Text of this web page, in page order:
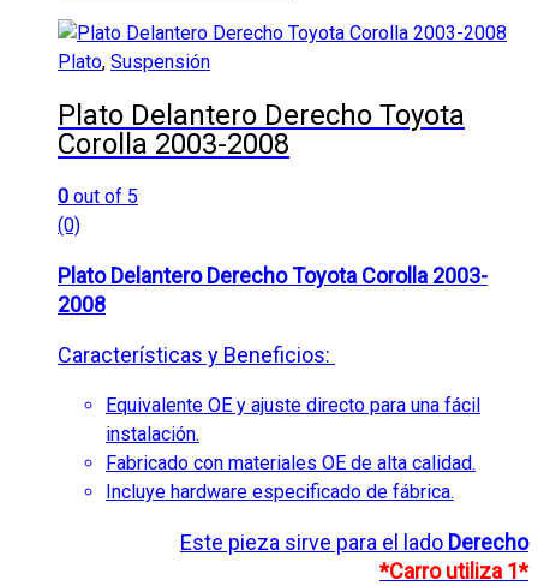
Plato, Suspensión
Plato Delantero Derecho Toyota
Corolla 2003-2008
0 out of 5
(0)
Plato Delantero Derecho Toyota Corolla 2003-
2008
Características y Beneficios:
Equivalente OE y ajuste directo para una fácil
instalación.
Fabricado con materiales OE de alta calidad.
Incluye hardware especificado de fábrica.
Este pieza sirve para el lado Derecho
*Carro utiliza 1*